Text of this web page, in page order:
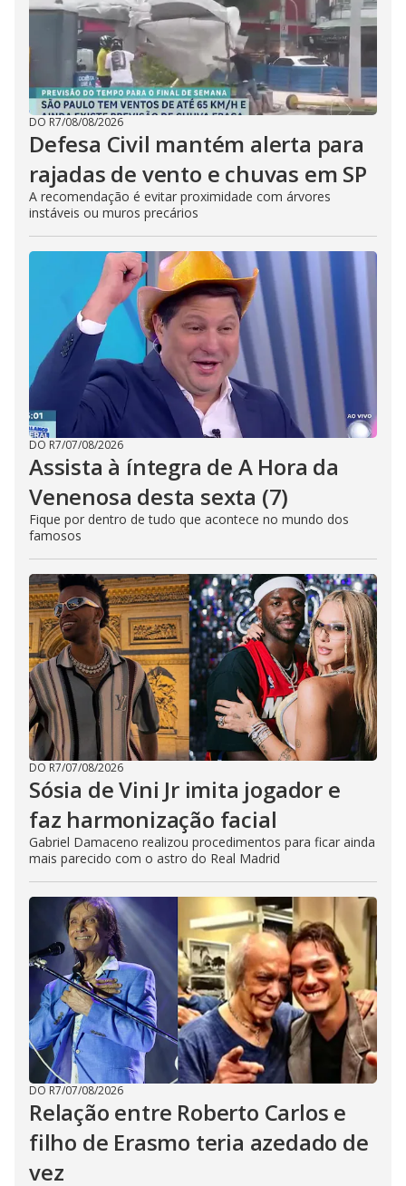
DO R7/08/08/2026
Defesa Civil mantém alerta para
rajadas de vento e chuvas em SP
A recomendação é evitar proximidade com árvores
instáveis ou muros precários
DO R7/07/08/2026
Assista à íntegra de A Hora da
Venenosa desta sexta (7)
Fique por dentro de tudo que acontece no mundo dos
famosos
DO R7/07/08/2026
Sósia de Vini Jr imita jogador e
faz harmonização facial
Gabriel Damaceno realizou procedimentos para ficar ainda
mais parecido com o astro do Real Madrid
DO R7/07/08/2026
Relação entre Roberto Carlos e
filho de Erasmo teria azedado de
vez